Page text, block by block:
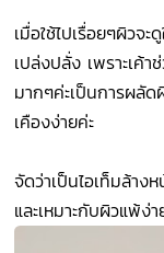
เมื่อใช้ไปเรื่อยๆผิวจ
เปล่งปลั่ง เพราะเค้
มากๆค่ะเป็นการผลัด
เคืองง่ายค่ะ
จัดว่าเป็นไอเท็มล้า
และเหมาะกับผิวแพ้ง่